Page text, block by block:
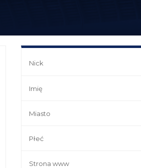
Nick
Imię
Miasto
Płeć
Strona www